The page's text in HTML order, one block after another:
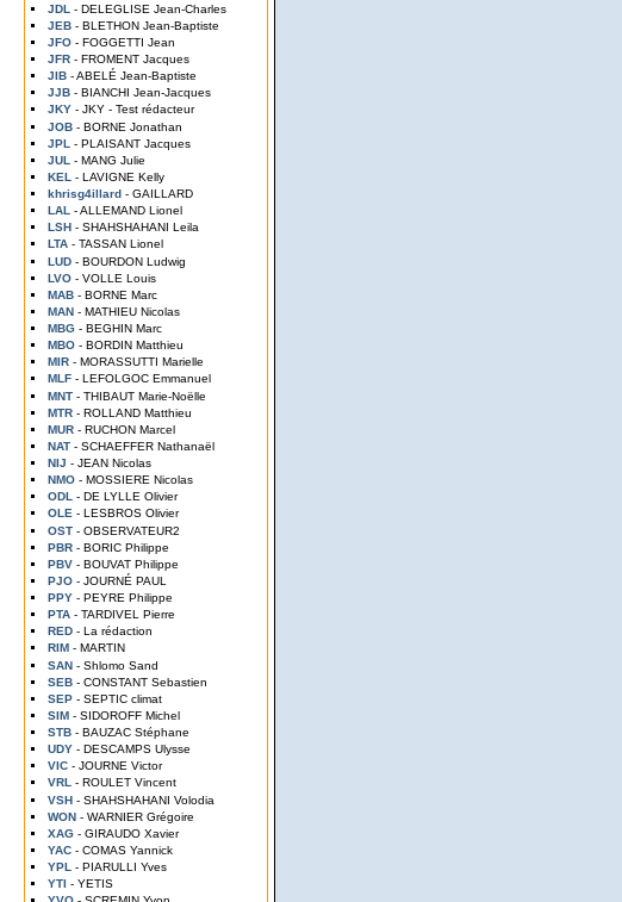
JDL- DELEGLISE Jean-Charles
JEB- BLETHON Jean-Baptiste
JFO- FOGGETTI Jean
JFR- FROMENT Jacques
JIB- ABELÉ Jean-Baptiste
JJB- BIANCHI Jean-Jacques
JKY- JKY - Test rédacteur
JOB- BORNE Jonathan
JPL- PLAISANT Jacques
JUL- MANG Julie
KEL- LAVIGNE Kelly
khrisg4illard - GAILLARD
LAL- ALLEMAND Lionel
LSH- SHAHSHAHANI Leila
LTA- TASSAN Lionel
LUD- BOURDON Ludwig
LVO- VOLLE Louis
MAB- BORNE Marc
MAN- MATHIEU Nicolas
MBG- BEGHIN Marc
MBO- BORDIN Matthieu
MIR- MORASSUTTI Marielle
MLF- LEFOLGOC Emmanuel
MNT- THIBAUT Marie-Noëlle
MTR- ROLLAND Matthieu
MUR - RUCHON Marcel
NAT- SCHAEFFER Nathanaël
NIJ- JEAN Nicolas
NMO- MOSSIERE Nicolas
ODL- DE LYLLE Olivier
OLE - LESBROS Olivier
OST- OBSERVATEUR2
PBR- BORIC Philippe
PBV- BOUVAT Philippe
PJO- JOURNÉ PAUL
PPY- PEYRE Philippe
PTA - TARDIVEL Pierre
RED- La rédaction
RIM- MARTIN
SAN- Shlomo Sand
SEB - CONSTANT Sebastien
SEP- SEPTIC climat
SIM- SIDOROFF Michel
STB- BAUZAC Stéphane
UDY- DESCAMPS Ulysse
VIC- JOURNE Victor
VRL- ROULET Vincent
VSH- SHAHSHAHANI Volodia
WON- WARNIER Grégoire
XAG- GIRAUDO Xavier
YAC- COMAS Yannick
YPL- PIARULLI Yves
YTI- YETIS